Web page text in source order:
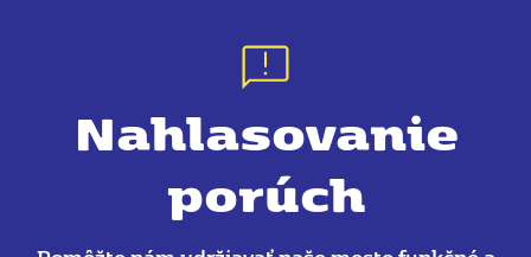
Nahlasovanie
porúch